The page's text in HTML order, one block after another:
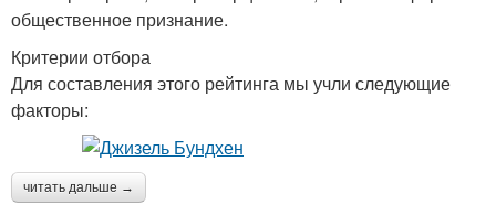
общественное признание.
Критерии отбора
Для составления этого рейтинга мы учли следующие
факторы:
читать дальше →